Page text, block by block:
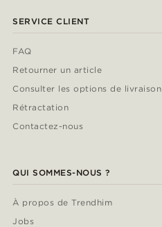
SERVICE CLIENT
FAQ
Retourner un article
Consulter les options de livraison
Rétractation
Contactez-nous
QUI SOMMES-NOUS ?
À propos de Trendhim
Jobs